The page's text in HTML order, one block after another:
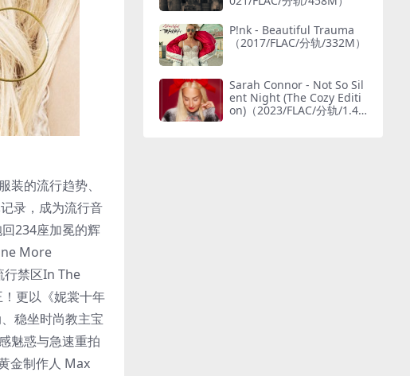
的流行趋势、
录，成为流行音
234座加冕的辉
More
行禁区In The
更以《妮裳十年
稳坐时尚教主宝
魅惑与急速重拍
金制作人 Max
P!nk - Beautiful Trauma
（2017/FLAC/分轨/332M）
Sarah Connor - Not So Sil
ent Night (The Cozy Editi
on)（2023/FLAC/分轨/1.49